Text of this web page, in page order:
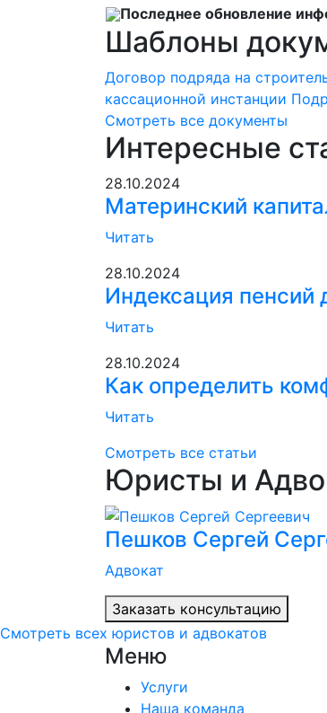
Последнее обновление
Шаблоны
Договор подряда на
кассационной инстанции
Смотреть все документы
Интересные
28.10.2024
Материнский
Читать
28.10.2024
Индексация пенсий
Читать
28.10.2024
Как определить
Читать
Смотреть все статьи
Юристы и
Пешков Сергей
Адвокат
Заказать консультацию
Смотреть всех юристов и адвокатов
Меню
Услуги
Наша команда